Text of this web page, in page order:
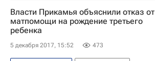
Власти Прикамья объяснили отказ от
матпомощи на рождение третьего
ребенка
5 декабря 2017, 15:52 473